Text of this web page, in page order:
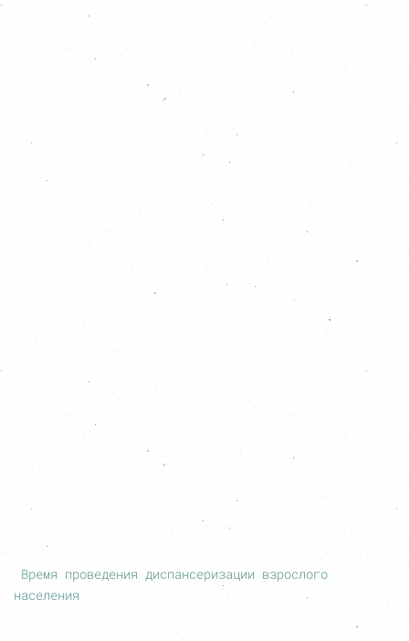
Время проведения диспансеризации взрослого
населения